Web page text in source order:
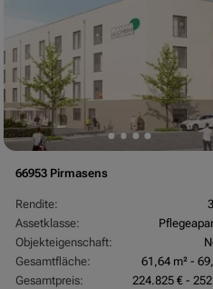
66953 Pirmasens
Rendite:
Assetklasse:
Objekteigenschaft:
Gesamtfläche:
61,64 m² -
Gesamtpreis:
224.825 € -